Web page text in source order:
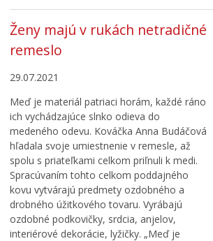
Ženy majú v rukách netradičné
remeslo
29.07.2021
Meď je materiál patriaci horám, každé ráno
ich vychádzajúce slnko odieva do
medeného odevu. Kováčka Anna Budáčová
hľadala svoje umiestnenie v remesle, až
spolu s priateľkami celkom priľnuli k medi.
Spracúvaním tohto celkom poddajného
kovu vytvárajú predmety ozdobného a
drobného úžitkového tovaru. Vyrábajú
ozdobné podkovičky, srdcia, anjelov,
interiérové dekorácie, lyžičky. „Meď je